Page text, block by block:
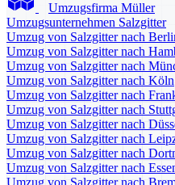
Umzugsfirma Müller
Umzugsunternehmen Salzgitter
Umzug von Salzgitter nach
Umzug von Salzgitter nach
Umzug von Salzgitter nach
Umzug von Salzgitter nach Köln
Umzug von Salzgitter nach
Umzug von Salzgitter nach
Umzug von Salzgitter nach
Umzug von Salzgitter nach
Umzug von Salzgitter nach
Umzug von Salzgitter nach